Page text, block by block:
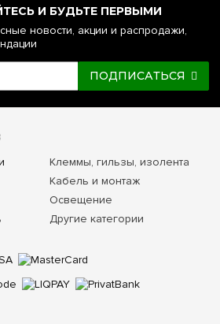
И БУДЬТЕ ПЕРВЫМИ
новости, акции и распродажи,
ПОДПИСАТЬСЯ
Клеммы, гильзы, изолента
Кабель и монтаж
Освещение
Другие категории